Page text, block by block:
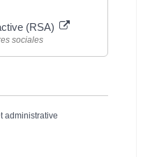
(RSA)
sociales
administrative